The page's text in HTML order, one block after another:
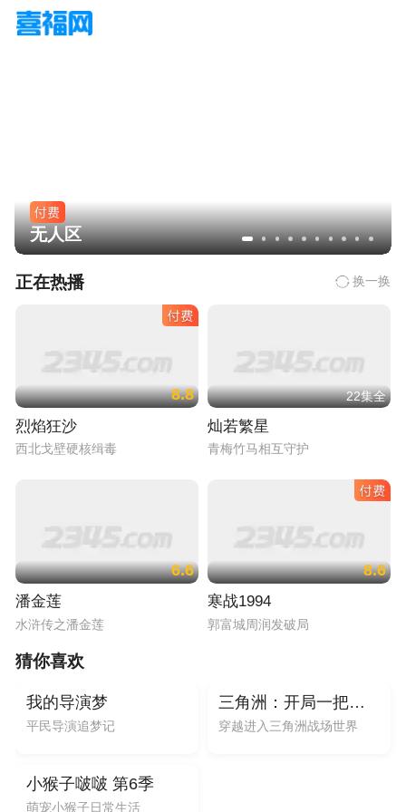
无人区
正在热播 换一换
8.8
烈焰狂沙
西北戈壁硬核缉毒
22集全
灿若繁星
青梅竹马相互守护
6.6
潘金莲
水浒传之潘金莲
8.6
寒战1994
郭富城周润发破局
猜你喜欢
电影
我的导演梦
平民导演追梦记
小猴子啵啵 第6季
萌宠小猴子日常生活
三角洲：开局一把小刀横扫航天
穿越进入三角洲战场世界